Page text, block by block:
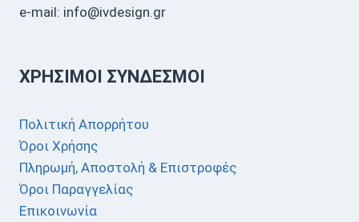
e-mail: info@ivdesign.gr
ΧΡΉΣΙΜΟΙ ΣΎΝΔΕΣΜΟΙ
Πολιτική Απορρήτου
Όροι Χρήσης
Πληρωμή, Αποστολή & Επιστροφές
Όροι Παραγγελίας
Επικοινωνία